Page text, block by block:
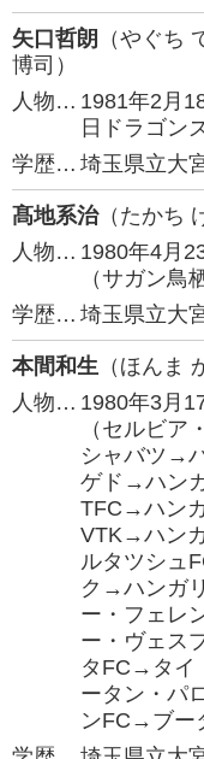
矢口哲朗
（やぐち
博司）
人物… 1981年2月
日ドラゴン
学歴… 埼玉県立大
髙地系治（たかち
人物… 1980年4月
（サガン鳥
学歴… 埼玉県立大
本間和生 （ほんま
人物… 1980年3月
（セルビア
シャバツ→
ゲド→ハン
TFC→ハン
VTK→ハン
ルタツシュ
ク→ハンガ
ー・フェレ
ー・ヴェス
タFC→タイ
ータン・パ
ンFC→ブー